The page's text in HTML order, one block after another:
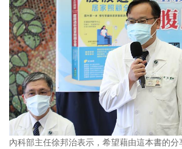
內科部主任徐邦治表示，希望藉由這本書的